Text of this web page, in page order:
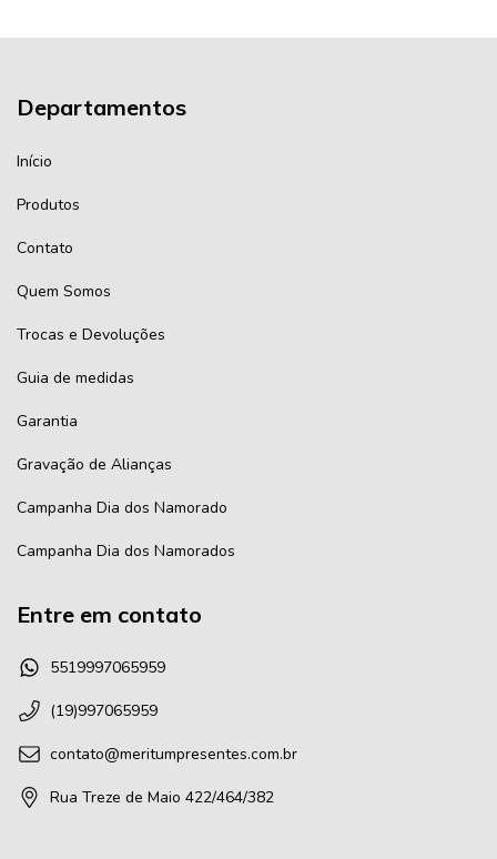
Departamentos
Início
Produtos
Contato
Quem Somos
Trocas e Devoluções
Guia de medidas
Garantia
Gravação de Alianças
Campanha Dia dos Namorado
Campanha Dia dos Namorados
Entre em contato
5519997065959
(19)997065959
contato@meritumpresentes.com.br
Rua Treze de Maio 422/464/382